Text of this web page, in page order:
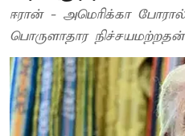
ஈரான் - அமெரிக்கா
பொருளாதார